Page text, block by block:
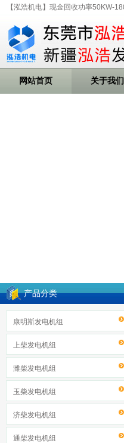
【泓浩机电】现金回收功率50KW-
网站首页 关于我们
产品分类
康明斯发电机组
上柴发电机组
潍柴发电机组
玉柴发电机组
济柴发电机组
通柴发电机组